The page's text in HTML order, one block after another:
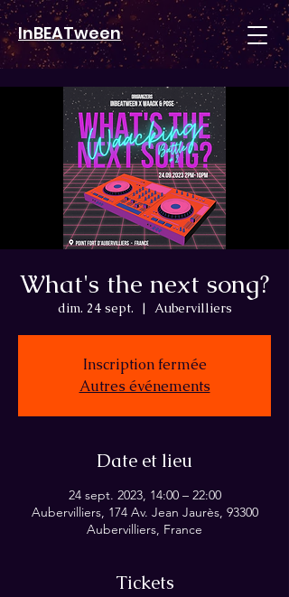
InBEATween
What's the next song?
dim. 24 sept.
  |
Aubervilliers
Inscription fermée
Autres événements
Date et lieu
24 sept. 2023, 14:00 – 22:00
Aubervilliers, 174 Av. Jean Jaurès, 93300
Aubervilliers, France
Tickets